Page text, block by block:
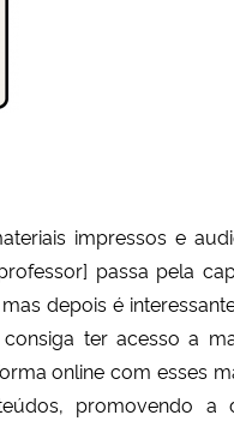
impressos e
passa pela
depois é
ter acesso a
online com esses
promovendo a